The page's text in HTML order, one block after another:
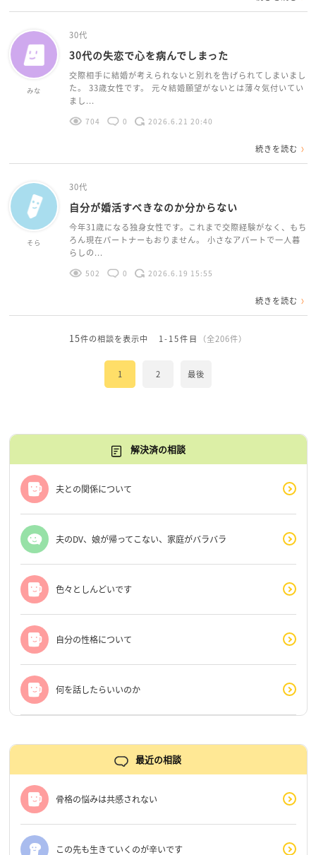
みな
30代
30代の失恋で心を病んでしまった
交際相手に結婚が考えられないと別れを告げられてしまいまし
た。 33歳女性です。 元々結婚願望がないとは薄々気付いてい
まし...
704 0 2026.6.21 20:40
続きを読む
そら
30代
自分が婚活すべきなのか分からない
今年31歳になる独身女性です。これまで交際経験がなく、もち
ろん現在パートナーもおりません。 小さなアパートで一人暮
らしの...
502 0 2026.6.19 15:55
続きを読む
15件の相談を表示中 1-15件目 （全206件）
1 2 最後
解決済の相談
夫との関係について
夫のDV、娘が帰ってこない、家庭がバラバラ
色々としんどいです
自分の性格について
何を話したらいいのか
最近の相談
骨格の悩みは共感されない
この先も生きていくのが辛いです